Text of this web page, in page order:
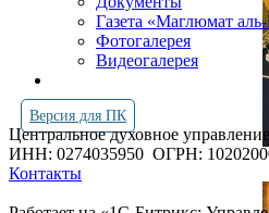
Газета «Маглюмат
Фотогалерея
Видеогалерея
Версия для ПК
Центральное духовное
ИНН: 0274035950 ОГРН:
Контакты